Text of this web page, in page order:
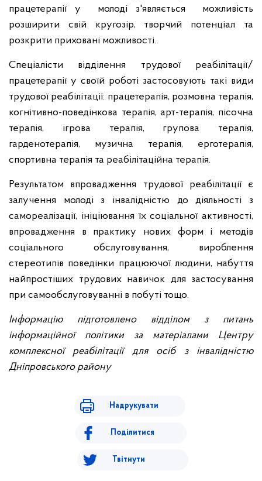
працетерапії у молоді з'являється можливість
розширити свій кругозір, творчий потенціал та
розкрити приховані можливості.
Спеціалісти відділення трудової реабілітації/
працетерапії у своїй роботі застосовують такі види
трудової реабілітації: працетерапія, розмовна терапія,
когнітивно-поведінкова терапія, арт-терапія, пісочна
терапія, ігрова терапія, групова терапія,
гарденотерапія, музична терапія, ерготерапія,
спортивна терапія та реабілітаційна терапія.
Результатом впровадження трудової реабілітації є
залучення молоді з інвалідністю до діяльності з
самореалізації, ініціювання їх соціальної активності,
впровадження в практику нових форм і методів
соціального обслуговування, вироблення
стереотипів поведінки працюючої людини, набуття
найпростіших трудових навичок для застосування
при самообслуговуванні в побуті тощо.
Інформацію підготовлено відділом з питань
інформаційної політики за матеріалами Центру
комплексної реабілітації для осіб з інвалідністю
Дніпровського району
Надрукувати
Поділитися
Твітнути